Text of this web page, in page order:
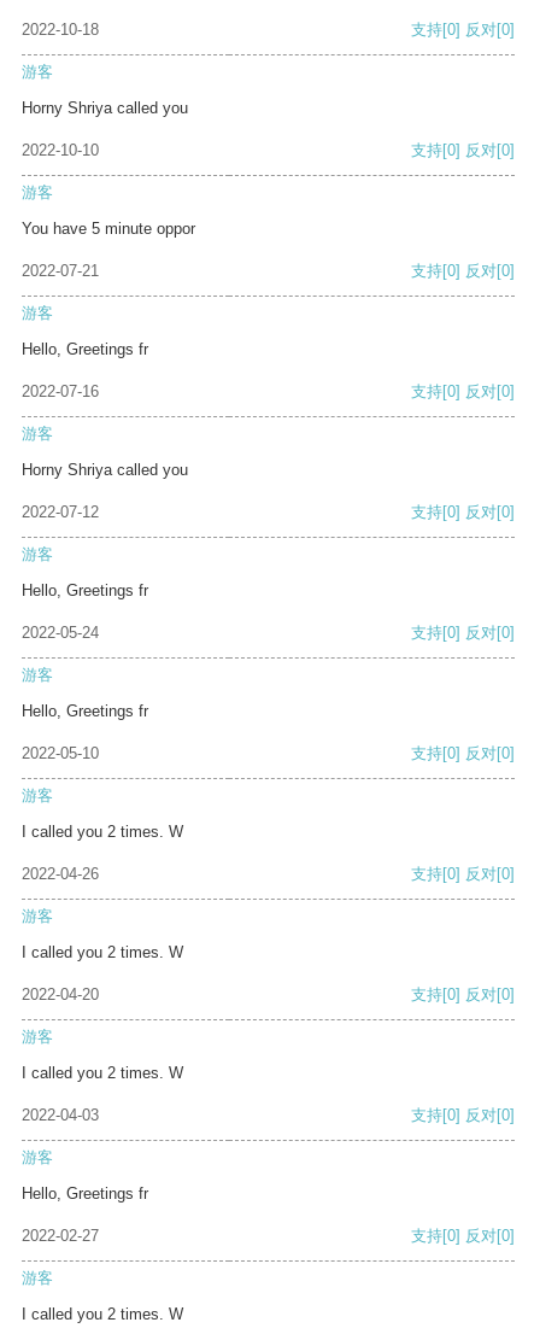
2022-10-18 支持[0] 反对[0]
游客
Horny Shriya called you
2022-10-10 支持[0] 反对[0]
游客
You have 5 minute oppor
2022-07-21 支持[0] 反对[0]
游客
Hello, Greetings fr
2022-07-16 支持[0] 反对[0]
游客
Horny Shriya called you
2022-07-12 支持[0] 反对[0]
游客
Hello, Greetings fr
2022-05-24 支持[0] 反对[0]
游客
Hello, Greetings fr
2022-05-10 支持[0] 反对[0]
游客
I called you 2 times. W
2022-04-26 支持[0] 反对[0]
游客
I called you 2 times. W
2022-04-20 支持[0] 反对[0]
游客
I called you 2 times. W
2022-04-03 支持[0] 反对[0]
游客
Hello, Greetings fr
2022-02-27 支持[0] 反对[0]
游客
I called you 2 times. W